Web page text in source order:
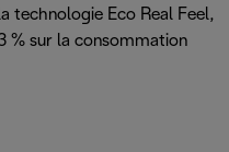
technologie Eco Real Feel,
% sur la consommation